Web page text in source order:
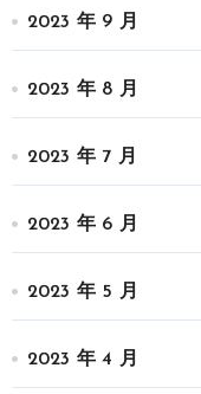
2023 年 9 月
2023 年 8 月
2023 年 7 月
2023 年 6 月
2023 年 5 月
2023 年 4 月